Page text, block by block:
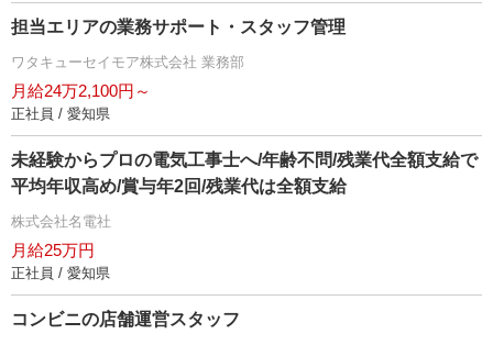
担当エリアの業務サポート・スタッフ管理
ワタキューセイモア株式会社 業務部
月給24万2,100円～
正社員 / 愛知県
未経験からプロの電気工事士へ/年齢不問/残業代全額支給で
平均年収高め/賞与年2回/残業代は全額支給
株式会社名電社
月給25万円
正社員 / 愛知県
コンビニの店舗運営スタッフ